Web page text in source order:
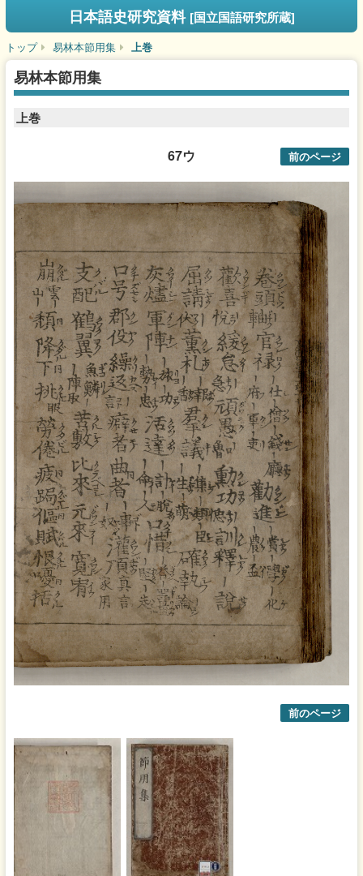
日本語史研究資料 [国立国語研究所蔵]
トップ 易林本節用集 上巻
易林本節用集
上巻
67ウ 前のページ
前のページ